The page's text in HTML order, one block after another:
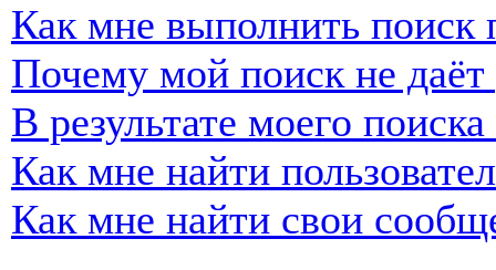
Как мне выполнить
Почему мой поиск не даёт
В результате моего
Как мне найти
Как мне найти свои